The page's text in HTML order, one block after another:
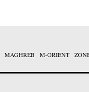
MAGHREB M-ORIENT